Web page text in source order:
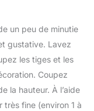
un peu de minutie
gustative. Lavez
les tiges et les
Coupez
la hauteur. À l’aide
très fine (environ 1 à